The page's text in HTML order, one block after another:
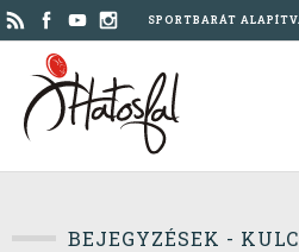
SPORTBARÁT
BEJEGYZÉSEK -